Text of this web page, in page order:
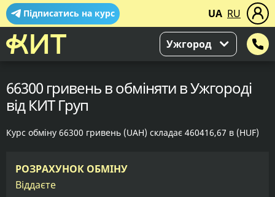
Підписатись на курс UA RU
Ужгород
66300 гривень в обміняти в Ужгороді
від КИТ Груп
Курс обміну 66300 гривень (UAH) складає 460416,67 в (HUF)
РОЗРАХУНОК ОБМІНУ
Віддаєте